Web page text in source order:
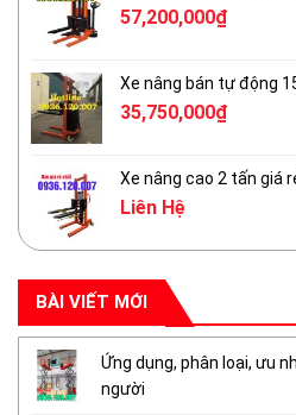
57,200,000₫
Xe nâng bán tự động
35,750,000₫
Xe nâng cao 2 tấn giá
Liên Hệ
BÀI VIẾT MỚI
Ứng dụng, phân loại, ưu
người